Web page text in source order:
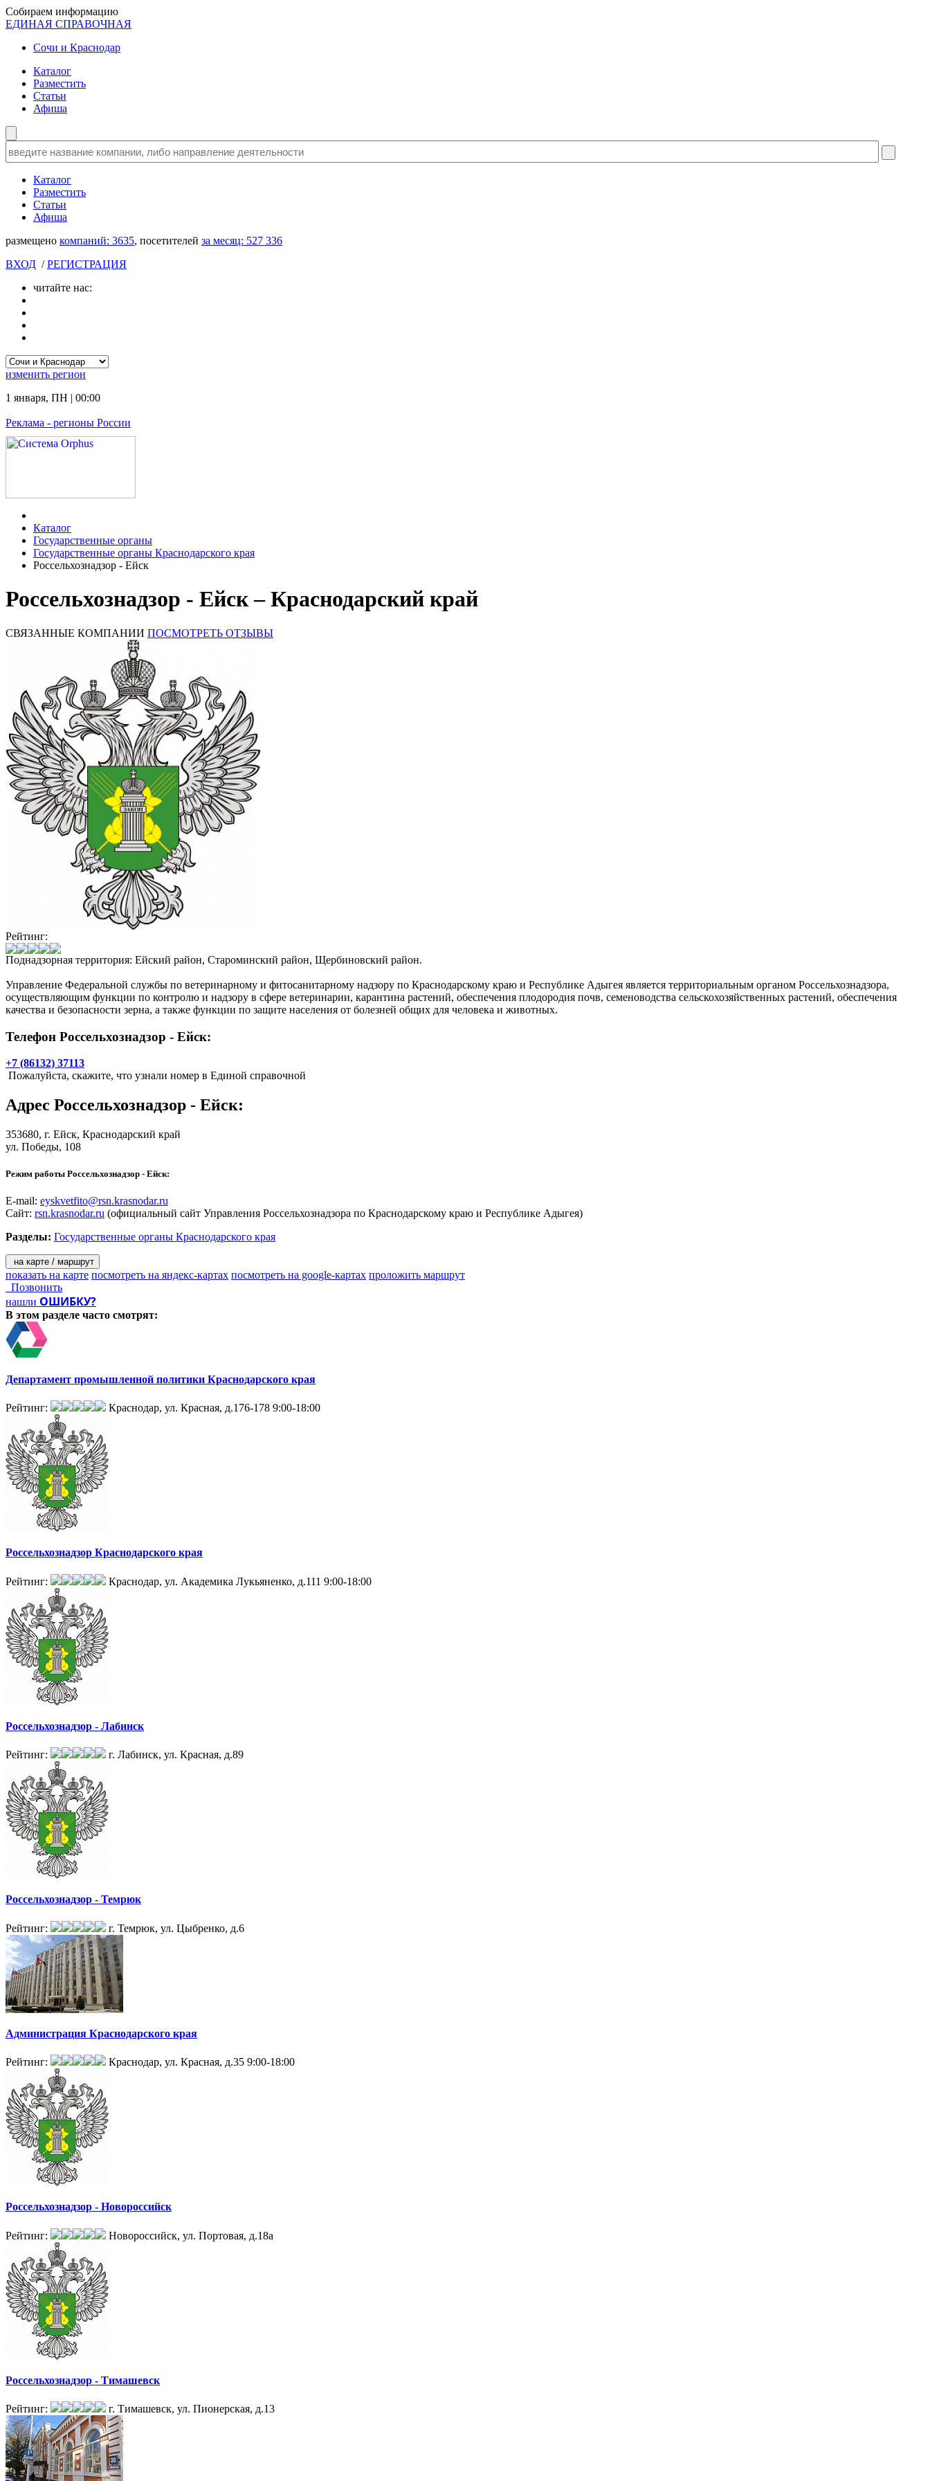
Собираем информацию
ЕДИНАЯ СПРАВОЧНАЯ
Сочи и Краснодар
Каталог
Разместить
Статьи
Афиша
Каталог
Разместить
Статьи
Афиша
размещено компаний: 3635, посетителей за месяц: 527 336
ВХОД /РЕГИСТРАЦИЯ
читайте нас:
изменить регион
1 января, ПН | 00:00
Реклама - регионы России
Каталог
Государственные органы
Государственные органы Краснодарского края
Россельхознадзор - Ейск
Россельхознадзор - Ейск – Краснодарский край
СВЯЗАННЫЕ КОМПАНИИ ПОСМОТРЕТЬ ОТЗЫВЫ
Рейтинг:
Поднадзорная территория: Ейский район, Староминский район, Щербиновский район.
Управление Федеральной службы по ветеринарному и фитосанитарному надзору по Краснодарскому краю и Республике Адыгея является территориальным органом Россельхознадзора,
осуществляющим функции по контролю и надзору в сфере ветеринарии, карантина растений, обеспечения плодородия почв, семеноводства сельскохозяйственных растений, обеспечения
качества и безопасности зерна, а также функции по защите населения от болезней общих для человека и животных.
Телефон Россельхознадзор - Ейск:
+7 (86132) 37113
Пожалуйста, скажите, что узнали номер в Единой справочной
Адрес Россельхознадзор - Ейск:
353680, г. Ейск, Краснодарский край
ул. Победы, 108
Режим работы Россельхознадзор - Ейск:
E-mail: eyskvetfito@rsn.krasnodar.ru
Сайт: rsn.krasnodar.ru (официальный сайт Управления Россельхознадзора по Краснодарскому краю и Республике Адыгея)
Разделы: Государственные органы Краснодарского края
на карте / маршрут
показать на карте посмотреть на яндекс-картах посмотреть на google-картах проложить маршрут
Позвонить
нашли ОШИБКУ?
В этом разделе часто смотрят:
Департамент промышленной политики Краснодарского края
Рейтинг: Краснодар, ул. Красная, д.176-178 9:00-18:00
Россельхознадзор Краснодарского края
Рейтинг: Краснодар, ул. Академика Лукьяненко, д.111 9:00-18:00
Россельхознадзор - Лабинск
Рейтинг: г. Лабинск, ул. Красная, д.89
Россельхознадзор - Темрюк
Рейтинг: г. Темрюк, ул. Цыбренко, д.6
Администрация Краснодарского края
Рейтинг: Краснодар, ул. Красная, д.35 9:00-18:00
Россельхознадзор - Новороссийск
Рейтинг: Новороссийск, ул. Портовая, д.18а
Россельхознадзор - Тимашевск
Рейтинг: г. Тимашевск, ул. Пионерская, д.13